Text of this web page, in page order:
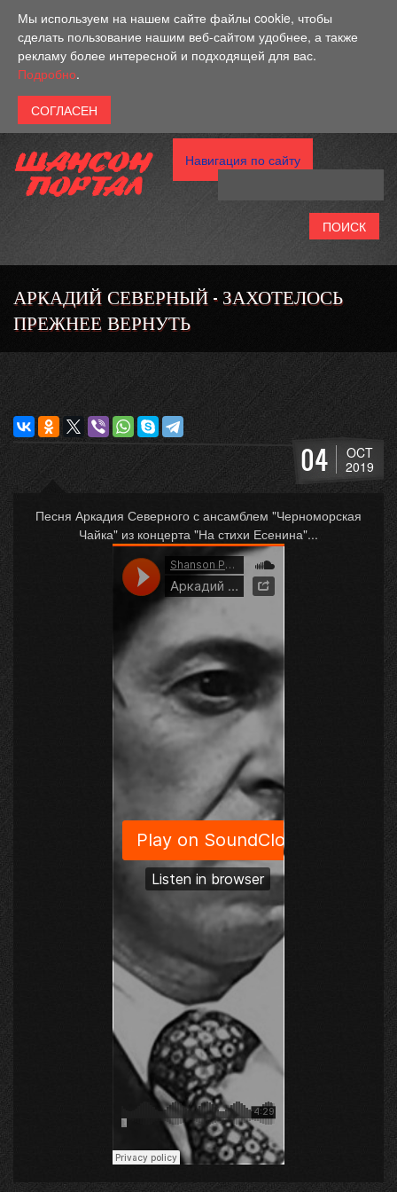
Мы используем на нашем сайте файлы cookie, чтобы
сделать пользование нашим веб-сайтом удобнее, а также
рекламу более интересной и подходящей для вас.
Подробно.
Навигация по сайту
АРКАДИЙ СЕВЕРНЫЙ - ЗАХОТЕЛОСЬ
ПРЕЖНЕЕ ВЕРНУТЬ
04
OCT
2019
Песня Аркадия Северного с ансамблем "Черноморская
Чайка" из концерта "На стихи Есенина"...